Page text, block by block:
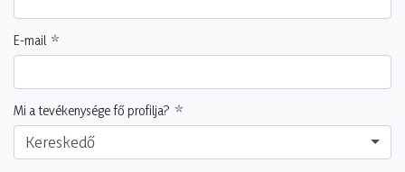
E-mail
Mi a tevékenysége fő profilja?
Kereskedő